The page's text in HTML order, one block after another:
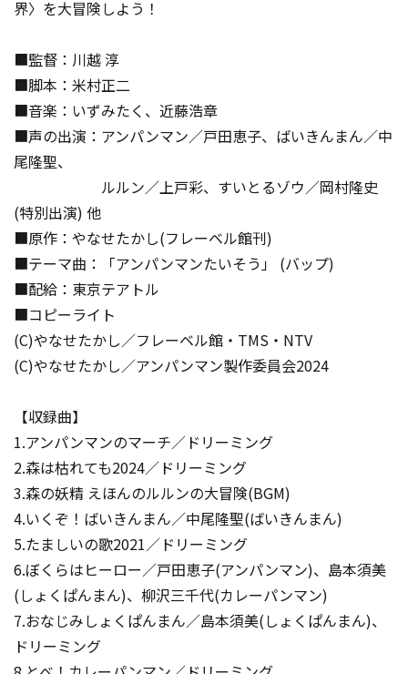
界〉を大冒険しよう！
■監督：川越 淳
■脚本：米村正二
■音楽：いずみたく、近藤浩章
■声の出演：アンパンマン／戸田恵子、ばいきんまん／中
尾隆聖、
ルルン／上戸彩、すいとるゾウ／岡村隆史
(特別出演) 他
■原作：やなせたかし(フレーベル館刊)
■テーマ曲：「アンパンマンたいそう」 (バップ)
■配給：東京テアトル
■コピーライト
(C)やなせたかし／フレーベル館・TMS・NTV
(C)やなせたかし／アンパンマン製作委員会2024
【収録曲】
1.アンパンマンのマーチ／ドリーミング
2.森は枯れても2024／ドリーミング
3.森の妖精 えほんのルルンの大冒険(BGM)
4.いくぞ！ばいきんまん／中尾隆聖(ばいきんまん)
5.たましいの歌2021／ドリーミング
6.ぼくらはヒーロー／戸田恵子(アンパンマン)、島本須美
(しょくぱんまん)、柳沢三千代(カレーパンマン)
7.おなじみしょくぱんまん／島本須美(しょくぱんまん)、
ドリーミング